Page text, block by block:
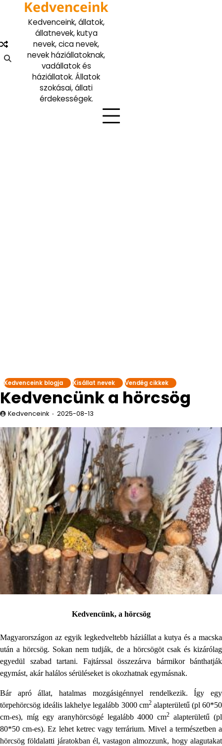
Kedvenceink
Kedvenceink, állatok,
állatnevek, kutya
nevek, cica nevek,
nevek háziállatoknak,
vadállatok és
háziállatok. Állatok
szokásai, állati
érdekességek.
Kedvenceink blogja Kisállat nevek Vendég cikkek
Kedvencünk a hörcsög
Kedvenceink 2025-08-13
Kedvencünk, a hörcsög
Magyarországon az egyik legkedveltebb háziállat a kutya és a macska
után a hörcsög. Sokan nem tudják, de a hörcsögöt csak és kizárólag
egyedül szabad tartani. Fajtárssal összezárva bármikor bánthatják
egymást, akár halálos sérüléseket is okozhatnak egymásnak.
Bár apró állat, hatalmas mozgásigénnyel rendelkezik. Így egy
törpehörcsög ideális lakhelye legalább 3000 cm2alapterületű (pl 60*50
cm-es), míg egy aranyhörcsögé legalább 4000 cm2 alapterületű (pl
80*50 cm-es). Ez lehet ketrec vagy terrárium. Mivel a természetben a
hörcsög földalatti járatokban él, vastagon almozzunk, hogy alagutakat